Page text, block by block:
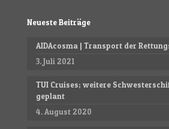
Neueste Beiträge
AIDAcosma | Transport der
3. Juli 2021
TUI Cruises; weitere
geplant
4. August 2020